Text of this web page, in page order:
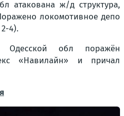
атакована ж/д структура,
локомотивное депо
4).
Одесской обл поражён
«Навилайн» и причал